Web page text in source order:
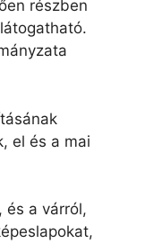
részben
el és a mai
és a várról,